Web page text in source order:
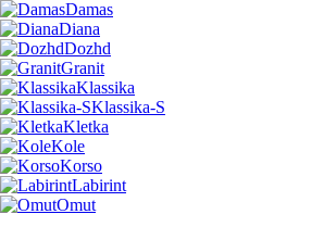
Damas
Diana
Dozhd
Granit
Klassika
Klassika-S
Kletka
Kole
Korso
Labirint
Omut